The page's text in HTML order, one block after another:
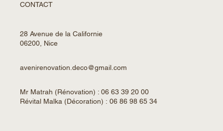
avenirenovation.deco@gmail.com
28 Avenue de la Californie
06200, Nice
CONTACT
Mr Matrah (Rénovation) : 06 63 39 20 00
Révital Malka (Décoration) : 06 86 98 65 34